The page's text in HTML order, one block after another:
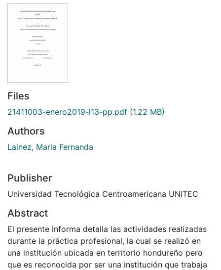
Files
21411003-enero2019-l13-pp.pdf (1.22 MB)
Authors
Lainez, Maria Fernanda
Publisher
Universidad Tecnológica Centroamericana UNITEC
Abstract
El presente informa detalla las actividades realizadas
durante la práctica profesional, la cual se realizó en
una institución ubicada en territorio hondureño pero
que es reconocida por ser una institución que trabaja